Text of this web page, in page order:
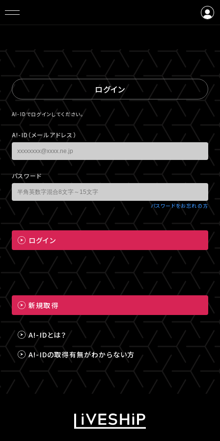
ログイン
A!-IDでログインしてください。
A!-ID（メールアドレス）
パスワード
パスワードをお忘れの方
ログイン
新規取得
A!-IDとは？
A!-IDの取得有無がわからない方